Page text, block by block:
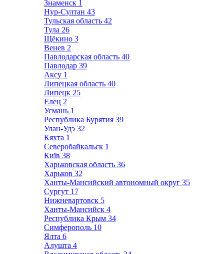
Знаменск 1
Нур-Султан 43
Тульская область 42
Тула 26
Щёкино 3
Венев 2
Павлодарская область 40
Павлодар 39
Аксу 1
Липецкая область 40
Липецк 25
Елец 2
Усмань 1
Республика Бурятия 39
Улан-Удэ 32
Кяхта 1
Северобайкальск 1
Київ 38
Харьковская область 36
Харьков 32
Ханты-Мансийский автономный округ 35
Сургут 17
Нижневартовск 5
Ханты-Мансийск 4
Республика Крым 34
Симферополь 10
Ялта 6
Алушта 4